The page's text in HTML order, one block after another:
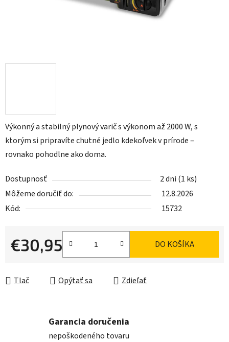
Výkonný a stabilný plynový varič s výkonom až 2000 W, s
ktorým si pripravíte chutné jedlo kdekoľvek v prírode –
rovnako pohodlne ako doma.
Dostupnosť 2 dni (1 ks)
Môžeme doručiť do:
12.8.2026
Kód:
15732
€30,95
Jednotková cena:
DO KOŠÍKA
Tlač Opýtať sa Zdieľať
Garancia doručenia
nepoškodeného tovaru